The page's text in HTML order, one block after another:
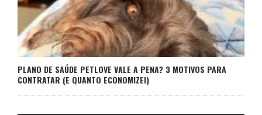
PLANO DE SAÚDE PETLOVE VALE A PENA? 3 MOTIVOS PARA
CONTRATAR (E QUANTO ECONOMIZEI)